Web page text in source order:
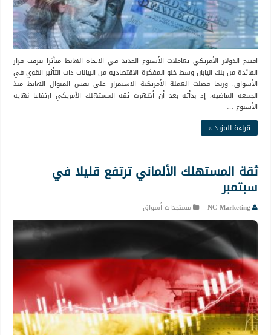
افتتح الدولار الأمريكي تعاملات الأسبوع الجديد في الاتجاه الهابط متأثرا بترقب قرار
الفائدة من بنك اليابان وسط خلو المفكرة الاقتصادية من البيانات ذات التأثير القوي في
الأسواق. وربما فضلت العملة الأمريكية الاستمرار على نفس المنوال الهابط منذ
الجمعة الماضية، إذ بدأته بعد أن أظهرت ثقة المستهلك الأمريكي ارتفاعا نهاية
الأسبوع …
قراءة المزيد »
ثقة المستهلك الألماني ترتفع قليلا في
سبتمبر
NC Marketing مستجدات أسواق